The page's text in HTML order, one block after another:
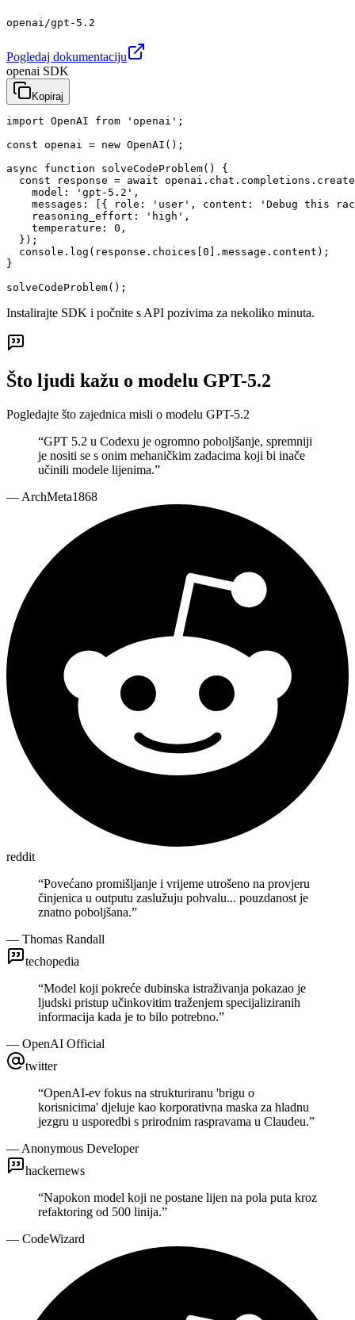
openai/gpt-5.2
Pogledaj dokumentaciju
openai SDK
Kopiraj
import OpenAI from 'openai';
const openai = new OpenAI();
async function solveCodeProblem() {
const response = await
    model: 'gpt-5.2',
messages: [{ role: 'user', content: 'Debug this
    reasoning_effort: 'high',
    temperature: 0,
  });
  console.log(response.choices[0].message.content);
}
solveCodeProblem();
Instalirajte SDK i počnite s API pozivima za nekoliko minuta.
Što ljudi kažu o modelu GPT-5.2
Pogledajte što zajednica misli o modelu GPT-5.2
“GPT 5.2 u Codexu je ogromno poboljšanje, spremniji
je nositi se s onim mehaničkim zadacima koji bi inače
učinili modele lijenima.”
— ArchMeta1868
reddit
“Povećano promišljanje i vrijeme utrošeno na provjeru
činjenica u outputu zaslužuju pohvalu... pouzdanost je
znatno poboljšana.”
— Thomas Randall
techopedia
“Model koji pokreće dubinska istraživanja pokazao je
ljudski pristup učinkovitim traženjem specijaliziranih
informacija kada je to bilo potrebno.”
— OpenAI Official
twitter
“OpenAI-ev fokus na strukturiranu 'brigu o
korisnicima' djeluje kao korporativna maska za hladnu
jezgru u usporedbi s prirodnim raspravama u Claudeu.”
— Anonymous Developer
hackernews
“Napokon model koji ne postane lijen na pola puta kroz
refaktoring od 500 linija.”
— CodeWizard